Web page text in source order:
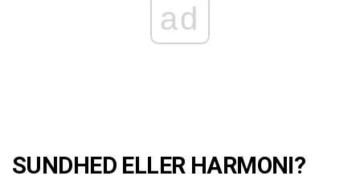
ad
SUNDHED ELLER HARMONI?